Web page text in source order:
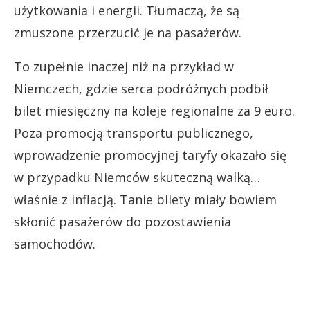
użytkowania i energii. Tłumaczą, że są
zmuszone przerzucić je na pasażerów.
To zupełnie inaczej niż na przykład w
Niemczech, gdzie serca podróżnych podbił
bilet miesięczny na koleje regionalne za 9 euro.
Poza promocją transportu publicznego,
wprowadzenie promocyjnej taryfy okazało się
w przypadku Niemców skuteczną walką…
właśnie z inflacją. Tanie bilety miały bowiem
skłonić pasażerów do pozostawienia
samochodów.